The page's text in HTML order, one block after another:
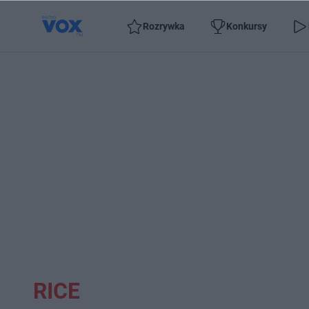
Rozrywka Konkursy
RICE